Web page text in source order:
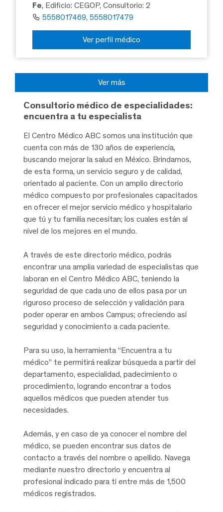
Fe, Edificio: CEGOP, Consultorio: 2
5558017469, 5558017479
Ver perfil médico
Ver más
Consultorio médico de especialidades:
encuentra a tu especialista
El Centro Médico ABC somos una institución que
cuenta con más de 130 años de experiencia,
buscando mejorar la salud en México. Brindamos,
de esta forma, un servicio seguro y de calidad,
orientado al paciente. Con un amplio directorio
médico compuesto por profesionales capacitados
en ofrecer el mejor servicio médico y hospitalario
que tú y tu familia necesitan; los cuales están al
nivel de los mejores en el mundo.
A través de este directorio médico, podrás
encontrar una amplia variedad de especialistas que
laboran en el Centro Médico ABC, teniendo la
seguridad de que cada uno de ellos pasa por un
riguroso proceso de selección y validación para
poder operar en ambos Campus; ofreciendo así
seguridad y conocimiento a cada paciente.
Para su uso, la herramienta “Encuentra a tu
médico” te permitirá realizar búsqueda a partir del
departamento, especialidad, padecimiento o
procedimiento, logrando encontrar a todos
aquellos médicos que pueden atender tus
necesidades.
Además, y en caso de ya conocer el nombre del
médico, se pueden encontrar sus datos de
contacto a través del nombre o apellido. Navega
mediante nuestro directorio y encuentra al
profesional indicado para ti entre más de 1,500
médicos registrados.